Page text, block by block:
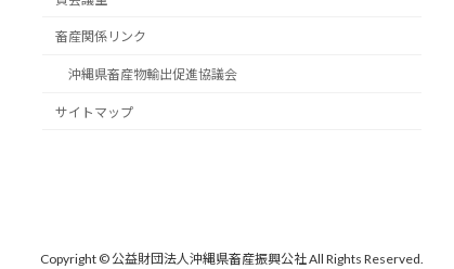
畜産関係リンク
沖縄県畜産物輸出促進協議会
サイトマップ
Copyright © 公益財団法人沖縄県畜産振興公社 All Rights Reserved.